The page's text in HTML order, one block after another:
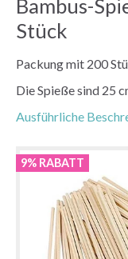
Bambus-
Stück
Packung mit 200
Die Spieße sind 25
Ausführliche
9% RABATT